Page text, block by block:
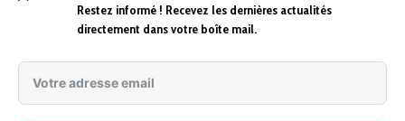
Restez informé ! Recevez les dernières actualités
directement dans votre boîte mail.